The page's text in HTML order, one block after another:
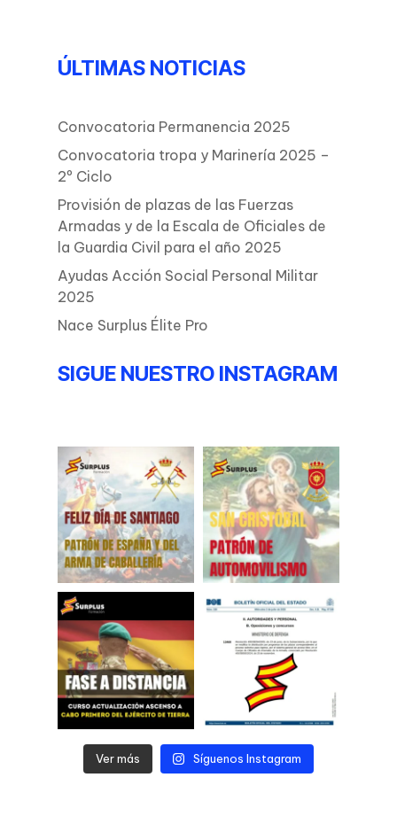
ÚLTIMAS NOTICIAS
Convocatoria Permanencia 2025
Convocatoria tropa y Marinería 2025 –
2º Ciclo
Provisión de plazas de las Fuerzas
Armadas y de la Escala de Oficiales de
la Guardia Civil para el año 2025
Ayudas Acción Social Personal Militar
2025
Nace Surplus Élite Pro
SIGUE NUESTRO INSTAGRAM
Ver más Síguenos Instagram